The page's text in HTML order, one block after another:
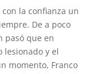
la confianza un
De a poco
pasó que en
lesionado y el
momento, Franco